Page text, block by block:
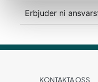
Erbjuder ni
KONTAKTA OSS